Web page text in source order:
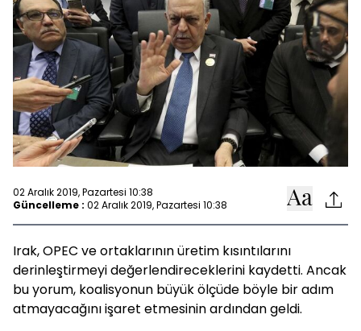
02 Aralık 2019, Pazartesi 10:38
Güncelleme : 02 Aralık 2019, Pazartesi 10:38
Irak, OPEC ve ortaklarının üretim kısıntılarını
derinleştirmeyi değerlendireceklerini kaydetti. Ancak
bu yorum, koalisyonun büyük ölçüde böyle bir adım
atmayacağını işaret etmesinin ardından geldi.